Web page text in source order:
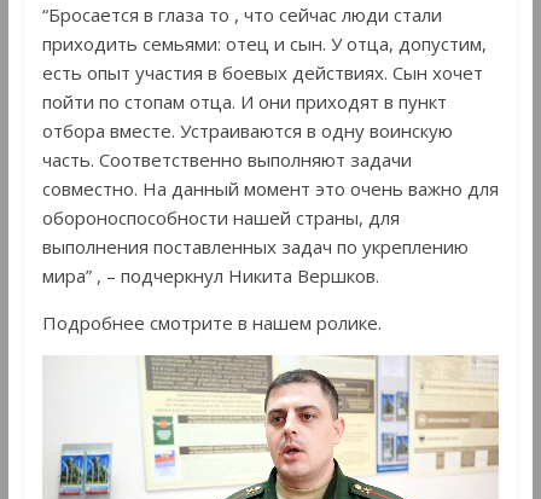
“Бросается в глаза то , что сейчас люди стали
приходить семьями: отец и сын. У отца, допустим,
есть опыт участия в боевых действиях. Сын хочет
пойти по стопам отца. И они приходят в пункт
отбора вместе. Устраиваются в одну воинскую
часть. Соответственно выполняют задачи
совместно. На данный момент это очень важно для
обороноспособности нашей страны, для
выполнения поставленных задач по укреплению
мира” , – подчеркнул Никита Вершков.
Подробнее смотрите в нашем ролике.